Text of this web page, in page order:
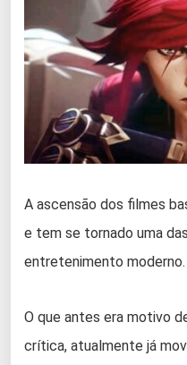
A ascensão dos filmes
e tem se tornado uma
entretenimento moderno.
O que antes era motivo
crítica, atualmente já